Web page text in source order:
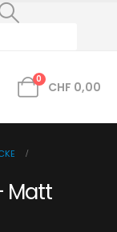
0
CHF 0,00
Matt